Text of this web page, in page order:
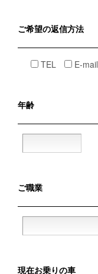
ご希望の返信方法
TEL E-mail
年齢
ご職業
現在お乗りの車